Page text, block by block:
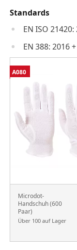
Standards
EN ISO
EN 388: 2016
Microdot-
Handschuh (600
Paar)
Über 100 auf Lager
A080